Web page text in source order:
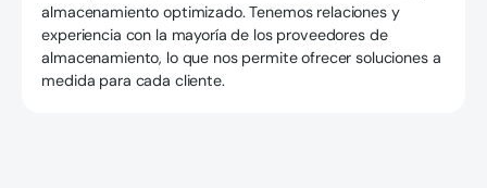
almacenamiento optimizado. Tenemos relaciones y
experiencia con la mayoría de los proveedores de
almacenamiento, lo que nos permite ofrecer soluciones a
medida para cada cliente.